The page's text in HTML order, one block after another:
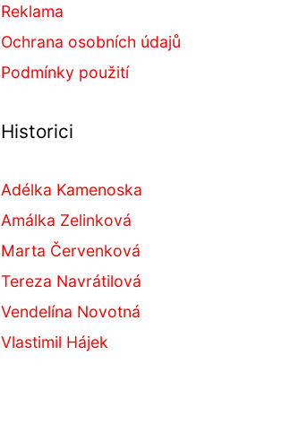
Reklama
Ochrana osobních údajů
Podmínky použití
Historici
Adélka Kamenoska
Amálka Zelinková
Marta Červenková
Tereza Navrátilová
Vendelína Novotná
Vlastimil Hájek